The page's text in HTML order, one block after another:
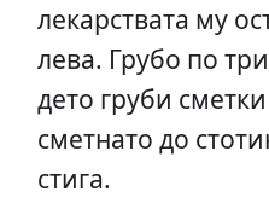
лекарствата му
лева. Грубо по
дето груби
сметнато до
стига.